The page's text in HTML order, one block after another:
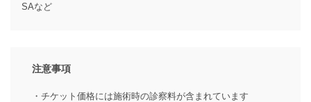
SAなど
注意事項
・チケット価格には施術時の診察料が含まれています